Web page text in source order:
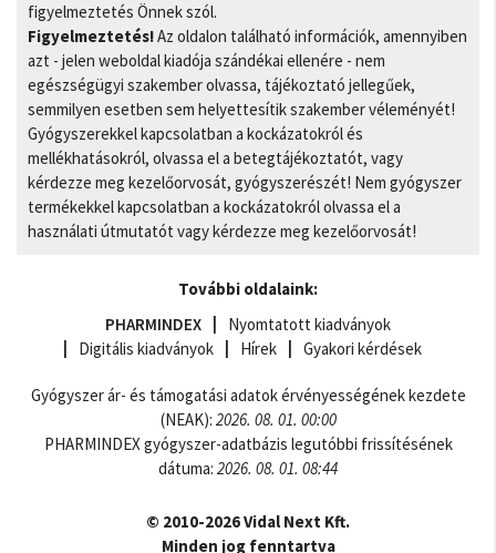
figyelmeztetés Önnek szól.
Figyelmeztetés!Az oldalon található információk, amennyiben
azt - jelen weboldal kiadója szándékai ellenére - nem
egészségügyi szakember olvassa, tájékoztató jellegűek,
semmilyen esetben sem helyettesítik szakember véleményét!
Gyógyszerekkel kapcsolatban a kockázatokról és
mellékhatásokról, olvassa el a betegtájékoztatót, vagy
kérdezze meg kezelőorvosát, gyógyszerészét! Nem gyógyszer
termékekkel kapcsolatban a kockázatokról olvassa el a
használati útmutatót vagy kérdezze meg kezelőorvosát!
További oldalaink:
PHARMINDEX
Nyomtatott kiadványok
Digitális kiadványok
Hírek Gyakori kérdések
Gyógyszer ár- és támogatási adatok érvényességének kezdete
(NEAK): 2026. 08. 01. 00:00
PHARMINDEX gyógyszer-adatbázis legutóbbi frissítésének
dátuma: 2026. 08. 01. 08:44
© 2010-2026 Vidal Next Kft.
Minden jog fenntartva